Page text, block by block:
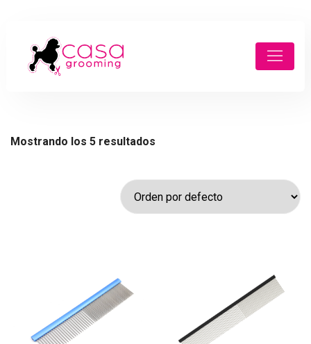
Mostrando los 5 resultados